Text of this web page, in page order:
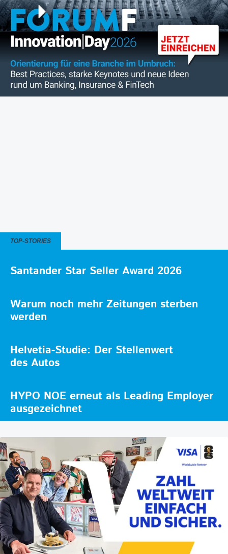
TOP-STORIES
Santander Star Seller Award 2026
Warum noch mehr Zeitungen sterben
werden
Helvetia-Studie: Der Stellenwert
des Autos
HYPO NOE erneut als Leading Employer
ausgezeichnet